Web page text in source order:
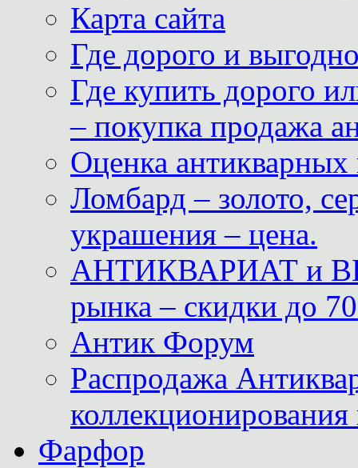
Карта сайта
Где дорого и
Где купить дорого
– покупка продажа
Оценка антикварных
Ломбард – золото,
украшения – цена.
АНТИКВАРИАТ и
рынка – скидки до
Антик Форум
Распродажа
Фарфор